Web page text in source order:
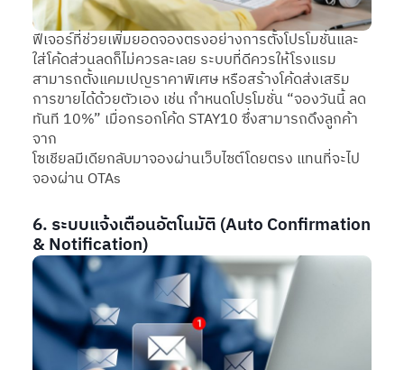
ฟีเจอร์ที่ช่วยเพิ่มยอดจองตรงอย่างการตั้งโปรโมชั่นและ
ใส่โค้ดส่วนลดก็ไม่ควรละเลย ระบบที่ดีควรให้โรงแรม
สามารถตั้งแคมเปญราคาพิเศษ หรือสร้างโค้ดส่งเสริม
การขายได้ด้วยตัวเอง เช่น กำหนดโปรโมชั่น “จองวันนี้ ลด
ทันที 10%” เมื่อกรอกโค้ด STAY10 ซึ่งสามารถดึงลูกค้า
จาก
โซเชียลมีเดียกลับมาจองผ่านเว็บไซต์โดยตรง แทนที่จะไป
จองผ่าน OTAs
6. ระบบแจ้งเตือนอัตโนมัติ (Auto Confirmation
& Notification)